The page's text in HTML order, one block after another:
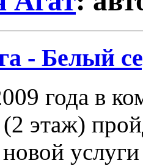
- Белый
года в
этаж)